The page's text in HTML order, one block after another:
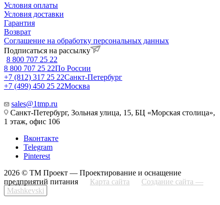
Условия оплаты
Условия доставки
Гарантия
Возврат
Соглашение на обработку персональных данных
Подписаться на рассылку
8 800 707 25 22
8 800 707 25 22По России
+7 (812) 317 25 22Санкт-Петербург
+7 (499) 450 25 22Москва
sales@1tmp.ru
Санкт-Петербург, Зольная улица, 15, БЦ «Морская столица»,
1 этаж, офис 106
Вконтакте
Telegram
Pinterest
2026 © ТМ Проект — Проектирование и оснащение
предприятий питания
Карта сайта
Создание сайта —
Mashkevski